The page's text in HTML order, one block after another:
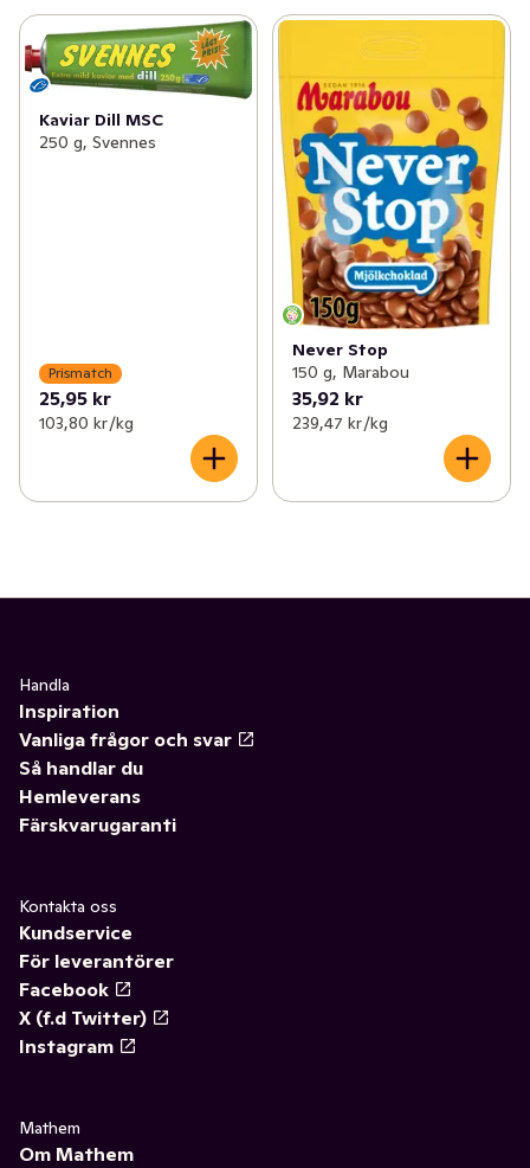
Kaviar Dill MSC
250 g, Svennes
Prismatch
25,95 kr
103,80 kr /kg
Never Stop
150 g, Marabou
35,92 kr
239,47 kr /kg
Handla
Inspiration
Vanliga frågor och svar
Så handlar du
Hemleverans
Färskvarugaranti
Kontakta oss
Kundservice
För leverantörer
Facebook
X (f.d Twitter)
Instagram
Mathem
Om Mathem